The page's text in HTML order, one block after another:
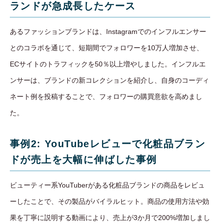
ランドが急成長したケース
あるファッションブランドは、Instagramでのインフルエンサー
とのコラボを通じて、短期間でフォロワーを10万人増加させ、
ECサイトのトラフィックを50％以上増やしました。インフルエ
ンサーは、ブランドの新コレクションを紹介し、自身のコーディ
ネート例を投稿することで、フォロワーの購買意欲を高めまし
た。
事例2: YouTubeレビューで化粧品ブラン
ドが売上を大幅に伸ばした事例
ビューティー系YouTuberがある化粧品ブランドの商品をレビュ
ーしたことで、その製品がバイラルヒット。商品の使用方法や効
果を丁寧に説明する動画により、売上が3か月で200%増加しまし